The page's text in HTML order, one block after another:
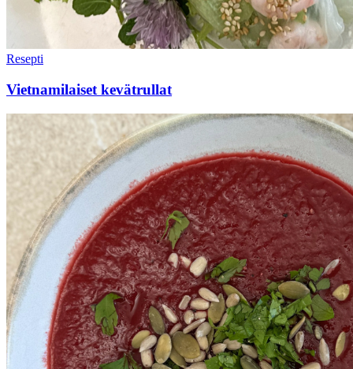
Resepti
Vietnamilaiset kevätrullat